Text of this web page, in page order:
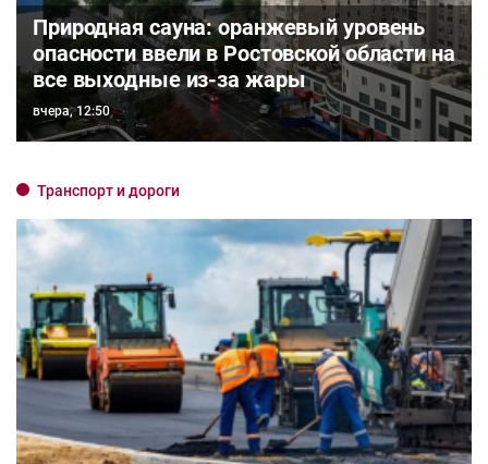
Природная сауна: оранжевый уровень
опасности ввели в Ростовской области на
все выходные из-за жары
вчера, 12:50
Транспорт и дороги